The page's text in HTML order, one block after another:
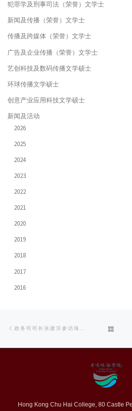
犯罪学及刑事司法（荣誉）文学士
新闻及传播（荣誉）文学士
传播及跨媒体（荣誉）文学士
广告及企业传播（荣誉）文学士
艺创科技及数码传播文学硕士
环球传播文学硕士
创意产业应用科技文学硕士
新闻及活动
2026
2025
2024
2023
2022
2021
2020
2019
2018
2017
2016
navigation
TO
POST
Hong Kong Chu Hai College, 80 Castle